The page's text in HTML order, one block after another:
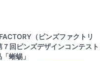
（ピンズファクトリ
回ピンズデザインコンテスト
蜥蜴」